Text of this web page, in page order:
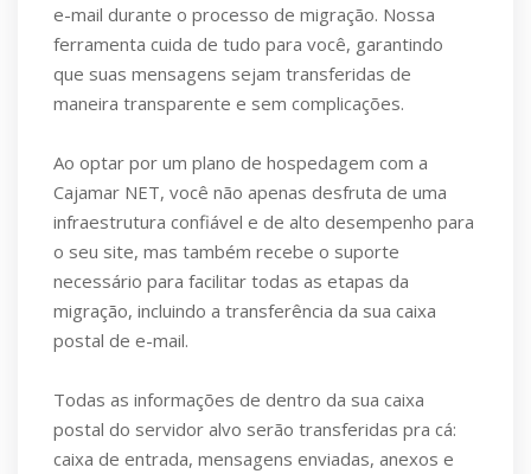
e-mail durante o processo de migração. Nossa
ferramenta cuida de tudo para você, garantindo
que suas mensagens sejam transferidas de
maneira transparente e sem complicações.
Ao optar por um plano de hospedagem com a
Cajamar NET, você não apenas desfruta de uma
infraestrutura confiável e de alto desempenho para
o seu site, mas também recebe o suporte
necessário para facilitar todas as etapas da
migração, incluindo a transferência da sua caixa
postal de e-mail.
Todas as informações de dentro da sua caixa
postal do servidor alvo serão transferidas pra cá:
caixa de entrada, mensagens enviadas, anexos e